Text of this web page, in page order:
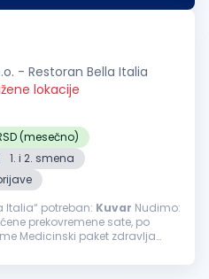
- Restoran Bella Italia
lokacije
(mesečno)
1. i 2. smena
Italia“ potreban: Kuvar Nudimo:
prekovremene sate, po
Medicinski paket zdravlja